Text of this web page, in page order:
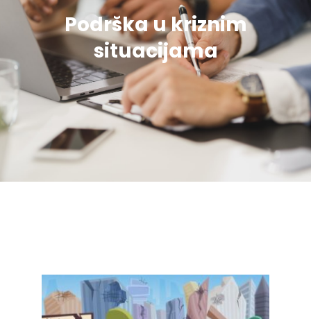
Podrška u kriznim
situacijama